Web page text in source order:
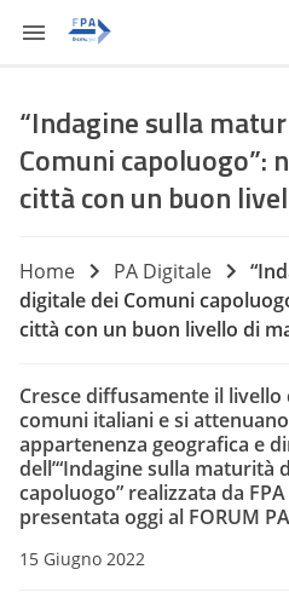
“Indagine sulla
Comuni capoluogo”:
città con un buon
Home PA Digitale
digitale dei Comuni
città con un buon livello di
Cresce diffusamente il
comuni italiani e si
appartenenza geografica e
dell’“Indagine sulla maturità
capoluogo” realizzata da
presentata oggi al FORUM
15 Giugno 2022